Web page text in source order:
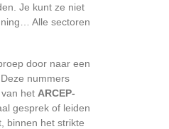
Je kunt ze niet
Alle sectoren
door naar een
nummers
het ARCEP-
gesprek of leiden
binnen het strikte